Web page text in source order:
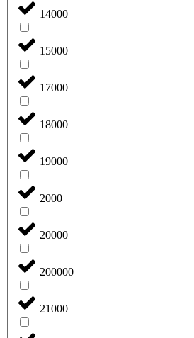
14000
15000
17000
18000
19000
2000
20000
200000
21000